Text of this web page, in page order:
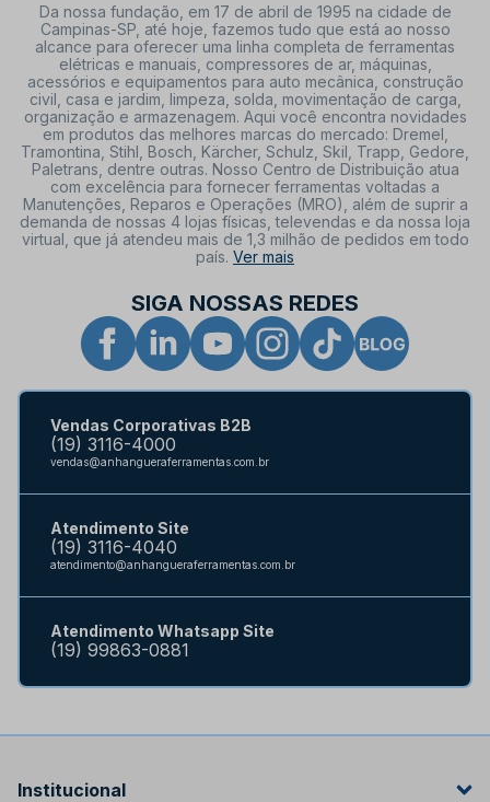
Da nossa fundação, em 17 de abril de 1995 na cidade de
Campinas-SP, até hoje, fazemos tudo que está ao nosso
alcance para oferecer uma linha completa de ferramentas
elétricas e manuais, compressores de ar, máquinas,
acessórios e equipamentos para auto mecânica, construção
civil, casa e jardim, limpeza, solda, movimentação de carga,
organização e armazenagem. Aqui você encontra novidades
em produtos das melhores marcas do mercado: Dremel,
Tramontina, Stihl, Bosch, Kärcher, Schulz, Skil, Trapp, Gedore,
Paletrans, dentre outras. Nosso Centro de Distribuição atua
com excelência para fornecer ferramentas voltadas a
Manutenções, Reparos e Operações (MRO), além de suprir a
demanda de nossas 4 lojas físicas, televendas e da nossa loja
virtual, que já atendeu mais de 1,3 milhão de pedidos em todo
país. Ver mais
SIGA NOSSAS REDES
Vendas Corporativas B2B
(19) 3116-4000
vendas@anhangueraferramentas.com.br
Atendimento Site
(19) 3116-4040
atendimento@anhangueraferramentas.com.br
Atendimento Whatsapp Site
(19) 99863-0881
Institucional